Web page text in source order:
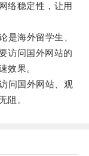
络稳定性，让用
海外留学生、
访问国外网站的
效果。
问国外网站、观
阻。